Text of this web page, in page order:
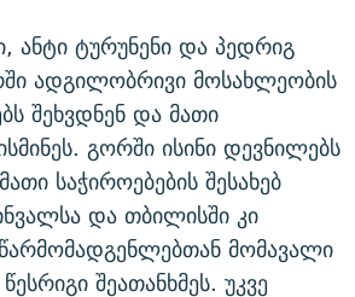
ტურუნენი და პედრიგ
ადგილობრივი მოსახლეობის
შეხვდნენ და მათი
გორში ისინი დევნილებს
საჭიროებების შესახებ
და თბილისში კი
მომავალი
შეათანხმეს. უკვე